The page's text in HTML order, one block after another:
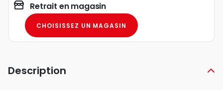
Retrait en magasin
CHOISISSEZ UN MAGASIN
Description